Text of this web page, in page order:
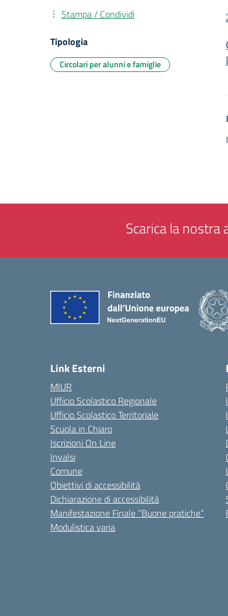
Stampa / Condividi
Tipologia
Circolari per alunni e famiglie
Scarica la nostra
Link Esterni
MIUR
Ufficio Scolastico Regionale
Ufficio Scolastico Territoriale
Scuola in Chiaro
Iscrizioni On Line
Invalsi
Comune
Obiettivi di accessibilità
Dichiarazione di accessibilità
Manifestazione Finale “Buone pratiche”
Modulistica varia